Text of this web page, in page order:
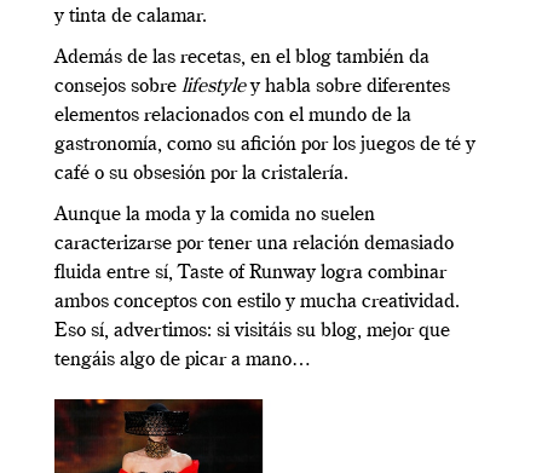
y tinta de calamar.
Además de las recetas, en el blog también da
consejos sobre lifestyley habla sobre diferentes
elementos relacionados con el mundo de la
gastronomía, como su afición por los juegos de té y
café o su obsesión por la cristalería.
Aunque la moda y la comida no suelen
caracterizarse por tener una relación demasiado
fluida entre sí, Taste of Runway logra combinar
ambos conceptos con estilo y mucha creatividad.
Eso sí, advertimos: si visitáis su blog, mejor que
tengáis algo de picar a mano…